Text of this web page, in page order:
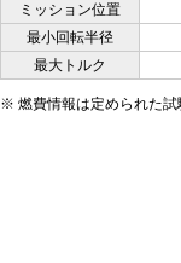
ミッション位置
最小回転半径
最大トルク
※ 燃費情報は定められた試